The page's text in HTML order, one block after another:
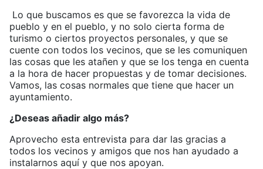
Lo que buscamos es que se favorezca la vida de
pueblo y en el pueblo, y no solo cierta forma de
turismo o ciertos proyectos personales, y que se
cuente con todos los vecinos, que se les comuniquen
las cosas que les atañen y que se los tenga en cuenta
a la hora de hacer propuestas y de tomar decisiones.
Vamos, las cosas normales que tiene que hacer un
ayuntamiento.
¿Deseas añadir algo más?
Aprovecho esta entrevista para dar las gracias a
todos los vecinos y amigos que nos han ayudado a
instalarnos aquí y que nos apoyan.